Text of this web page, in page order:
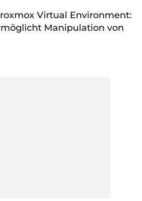
Virtual Environment:
Manipulation von